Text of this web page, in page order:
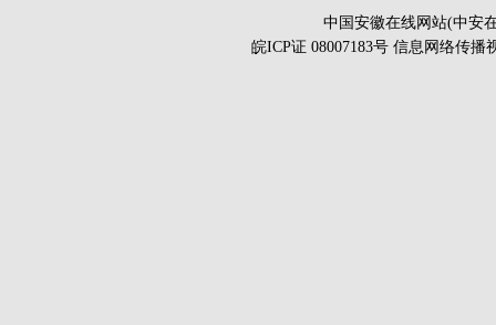
中国安徽在线网站(中安
皖ICP证 08007183号 信息网络传播